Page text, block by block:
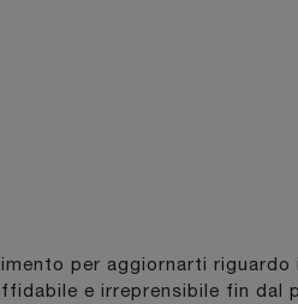
per aggiornarti
e irreprensibile fin dal